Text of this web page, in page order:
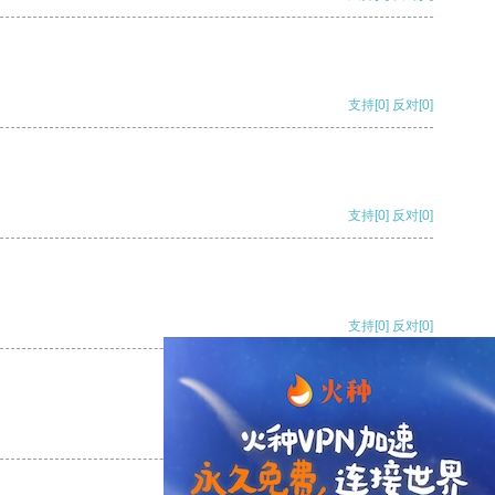
支持[0] 反对[0]
支持[0] 反对[0]
支持[0] 反对[0]
支持[0] 反对